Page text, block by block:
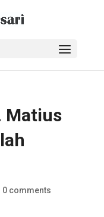
Matius
0 comments